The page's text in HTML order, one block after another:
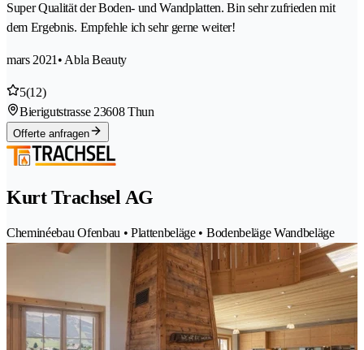
Super Qualität der Boden- und Wandplatten. Bin sehr zufrieden mit
dem Ergebnis. Empfehle ich sehr gerne weiter!
mars 2021 • Abla Beauty
5(12)
Bierigutstrasse 23608 Thun
Offerte anfragen
Kurt Trachsel AG
Cheminéebau Ofenbau • Plattenbeläge • Bodenbeläge Wandbeläge